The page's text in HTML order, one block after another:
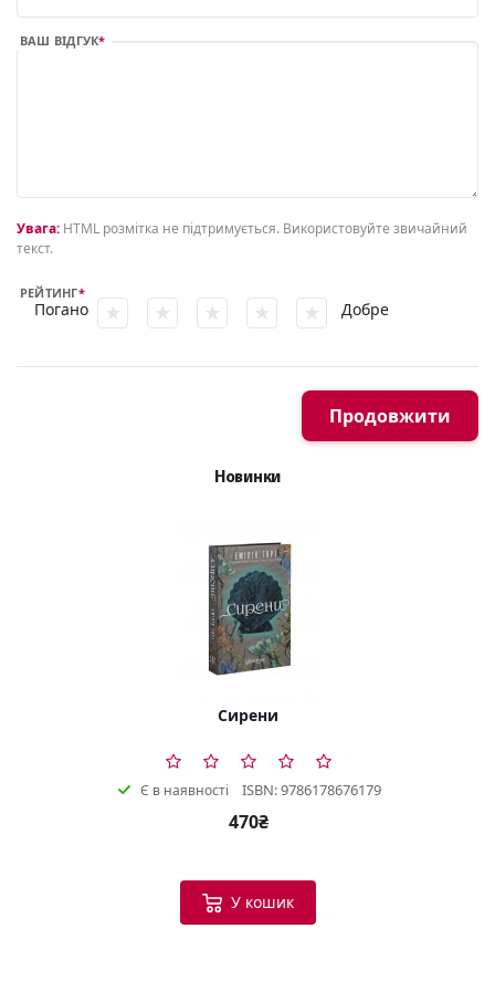
ВАШ ВІДГУК
Увага: HTML розмітка не підтримується. Використовуйте звичайний
текст.
РЕЙТИНГ
Погано Добре
Продовжити
Новинки
Сирени
Є в наявності ISBN: 9786178676179
470₴
У кошик